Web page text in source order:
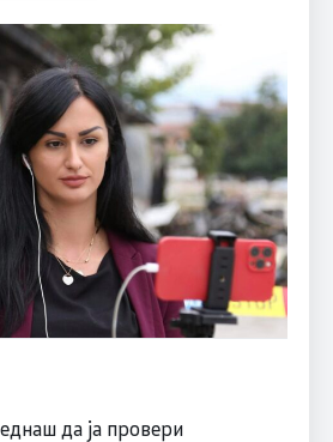
да ја провери